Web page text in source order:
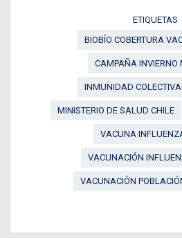
ETIQUETAS
BIOBÍO COBERTURA
CAMPAÑA INVIERNO
INMUNIDAD COLECTIVA
MINISTERIO DE SALUD CHILE
VACUNA
VACUNACIÓN
VACUNACIÓN